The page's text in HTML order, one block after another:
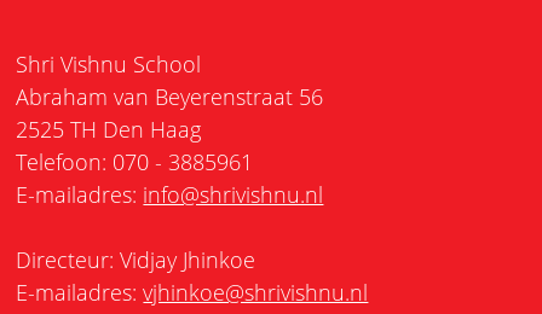
Shri Vishnu School
Abraham van Beyerenstraat 56
2525 TH Den Haag
Telefoon: 070 - 3885961
E-mailadres: info@shrivishnu.nl
Directeur: Vidjay Jhinkoe
E-mailadres:vjhinkoe@shrivishnu.nl